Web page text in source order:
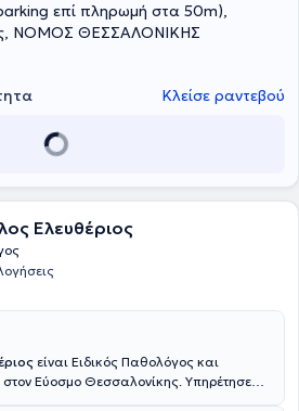
επί πληρωμή στα 50m),
ΝΟΜΟΣ ΘΕΣΣΑΛΟΝΙΚΗΣ
Κλείσε ραντεβού
Ελευθέριος
είναι Ειδικός Παθολόγος και
στον Εύοσμο Θεσσαλονίκης. Υπηρέτησε